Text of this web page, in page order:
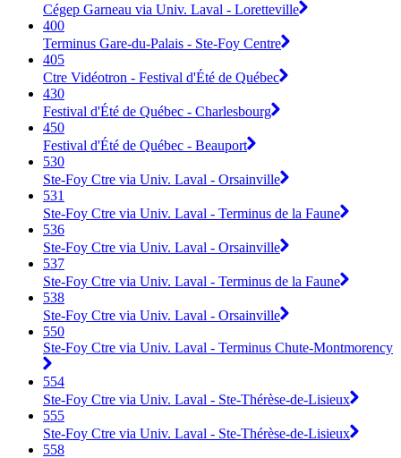
Cégep Garneau via Univ. Laval - Loretteville
400
Terminus Gare-du-Palais - Ste-Foy Centre
405
Ctre Vidéotron - Festival d'Été de Québec
430
Festival d'Été de Québec - Charlesbourg
450
Festival d'Été de Québec - Beauport
530
Ste-Foy Ctre via Univ. Laval - Orsainville
531
Ste-Foy Ctre via Univ. Laval - Terminus de la Faune
536
Ste-Foy Ctre via Univ. Laval - Orsainville
537
Ste-Foy Ctre via Univ. Laval - Terminus de la Faune
538
Ste-Foy Ctre via Univ. Laval - Orsainville
550
Ste-Foy Ctre via Univ. Laval - Terminus Chute-Montmorency
554
Ste-Foy Ctre via Univ. Laval - Ste-Thérèse-de-Lisieux
555
Ste-Foy Ctre via Univ. Laval - Ste-Thérèse-de-Lisieux
558